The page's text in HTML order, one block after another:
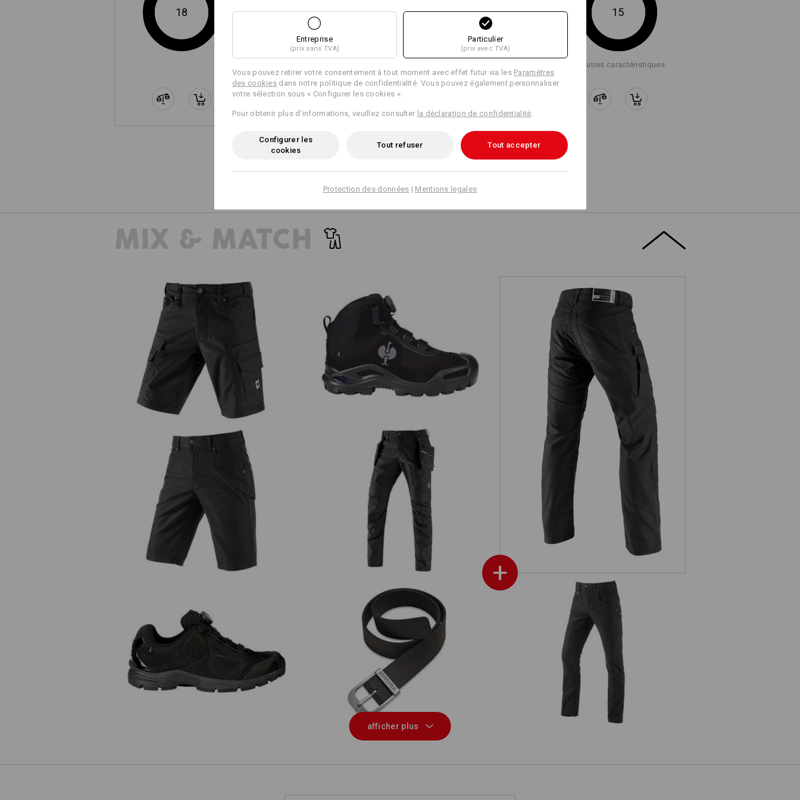
Concevoir soi-
même
Service de logos
18 18 15 15
+2 autres caractéristiques
Comparer tous les détails
MIX & MATCH
Pantalon cargo de travail e.s.vintage
+
Short cargo e.s.vintage
S3 Chaussures hautes de sécurité
e.s.Kastra II mid
Short à 5 poches e.s.vintage
Pantalon à taille élastique holster
e.s.vintage
O2 Chaussures de travail e.s. Minkar II Ceinture en cuir e.s.vintage
Pantalon à poches multiples
e.s.vintage
afficher plus
Entreprise
(prix sans TVA)
Particulier
(prix avec TVA)
Vous pouvez retirer votre consentement à tout moment avec effet futur via les Paramètres
des cookies dans notre politique de confidentialité. Vous pouvez également personnaliser
votre sélection sous « Configurer les cookies ».
Pour obtenir plus d'informations, veuillez consulter la déclaration de confidentialité
Configurer les
cookies
Tout refuser Tout accepter
Protection des données | Mentions legales